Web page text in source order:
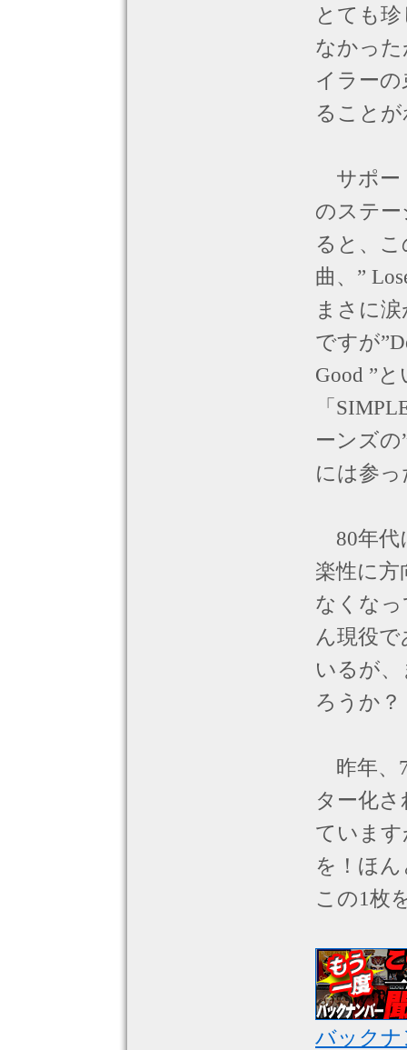
とても
なかっ
イラー
ること
サポー
のステ
ると、
曲、”
まさに
ですが
Good ”
「
ーンズの
には参
80年代
楽性に
なくな
ん現役
いるが、
ろうか？
昨年、
ター化
ていま
を！ほ
この1枚
バック